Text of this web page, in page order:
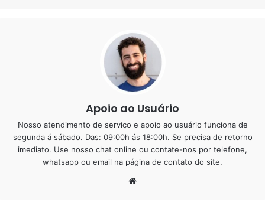
Você pode deixar o seu piso combinando com a parede,
móveis, eletrodomésticos e itens da decoração.
Apoio ao Usuário
Nosso atendimento de serviço e apoio ao usuário funciona de
segunda á sábado. Das: 09:00h ás 18:00h. Se precisa de retorno
imediato. Use nosso chat online ou contate-nos por telefone,
whatsapp ou email na página de contato do site.